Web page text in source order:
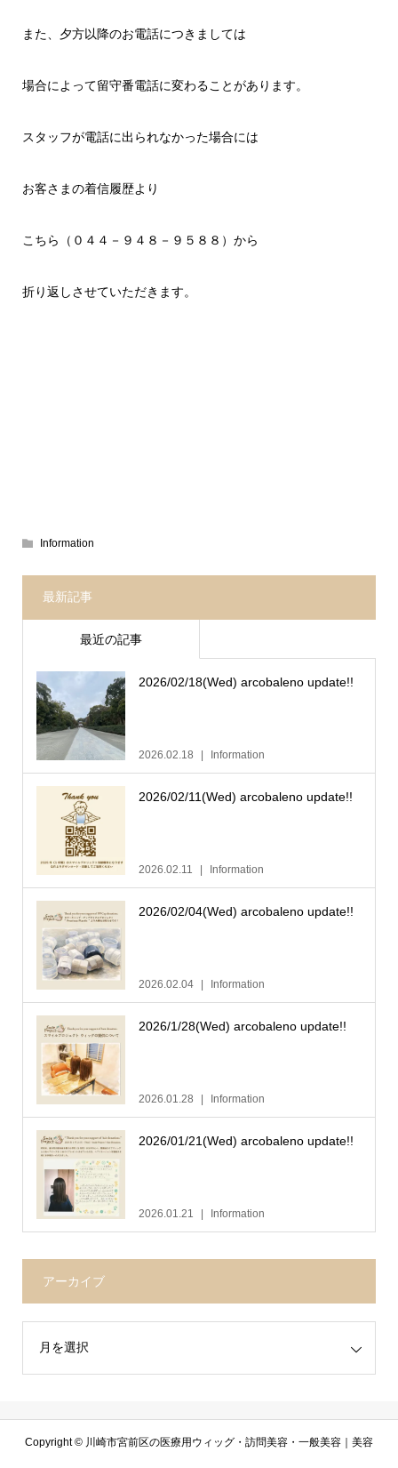
また、夕方以降のお電話につきましては
場合によって留守番電話に変わることがあります。
スタッフが電話に出られなかった場合には
お客さまの着信履歴より
こちら（０４４－９４８－９５８８）から
折り返しさせていただきます。
Information
最新記事
最近の記事
2026/02/18(Wed) arcobaleno update!!
2026.02.18 Information
2026/02/11(Wed) arcobaleno update!!
2026.02.11 Information
2026/02/04(Wed) arcobaleno update!!
2026.02.04 Information
2026/1/28(Wed) arcobaleno update!!
2026.01.28 Information
2026/01/21(Wed) arcobaleno update!!
2026.01.21 Information
アーカイブ
Copyright © 川崎市宮前区の医療用ウィッグ・訪問美容・一般美容｜美容